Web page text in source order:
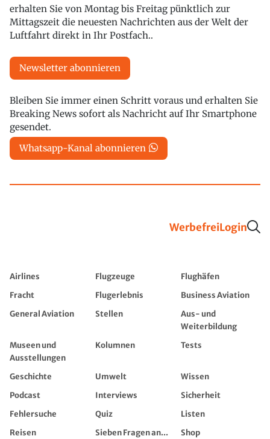
erhalten Sie von Montag bis Freitag pünktlich zur
Mittagszeit die neuesten Nachrichten aus der Welt der
Luftfahrt direkt in Ihr Postfach..
Newsletter abonnieren
Bleiben Sie immer einen Schritt voraus und erhalten Sie
Breaking News sofort als Nachricht auf Ihr Smartphone
gesendet.
Whatsapp-Kanal abonnieren
WerbefreiLogin
Airlines Flugzeuge
Flughäfen
Fracht
Flugerlebnis
Business Aviation
General Aviation
Stellen
Aus- und
Weiterbildung
Museen und
Ausstellungen
Kolumnen Tests
Geschichte Umwelt
Wissen
Podcast
Interviews
Sicherheit
Fehlersuche
Quiz
Listen
Reisen
Sieben Fragen an...
Shop